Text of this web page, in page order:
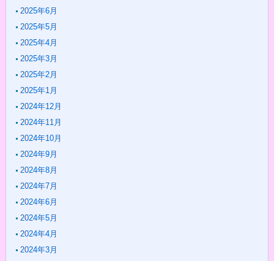
2025年6月
2025年5月
2025年4月
2025年3月
2025年2月
2025年1月
2024年12月
2024年11月
2024年10月
2024年9月
2024年8月
2024年7月
2024年6月
2024年5月
2024年4月
2024年3月